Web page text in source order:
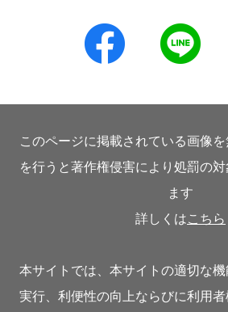
このページに掲載されている画像
を行うと著作権侵害により処罰の
ます
詳しくはこちら
本サイトでは、本サイトの適切な
実行、利便性の向上ならびに利用